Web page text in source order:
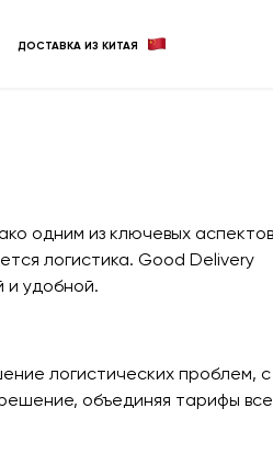
ДОСТАВКА ИЗ КИТАЯ
одним из ключевых
логистика. Good Delivery
и удобной.
логистических проблем, с
объединяя тарифы